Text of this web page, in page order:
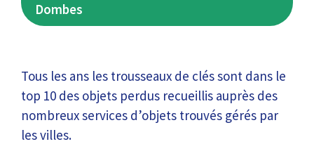
Dombes
Tous les ans les trousseaux de clés sont dans le
top 10 des objets perdus recueillis auprès des
nombreux services d’objets trouvés gérés par
les villes.